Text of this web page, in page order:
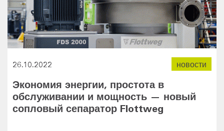
новости
26.10.2022
Экономия энергии, простота в
обслуживании и мощность — новый
сопловый сепаратор Flottweg